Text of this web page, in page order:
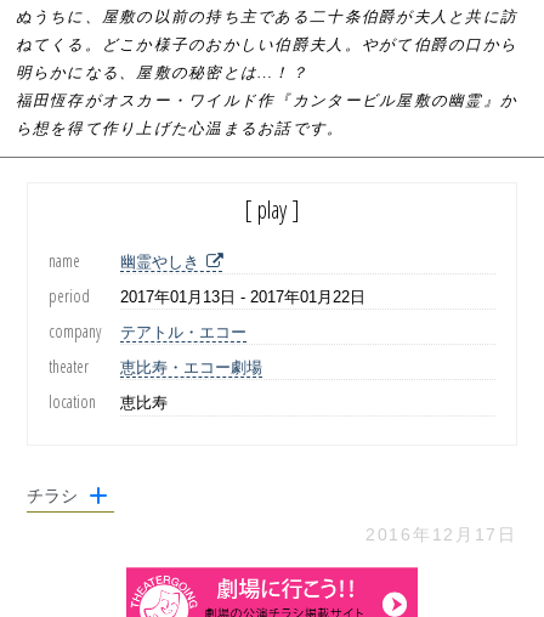
ぬうちに、屋敷の以前の持ち主である二十条伯爵が夫人と共に訪
ねてくる。どこか様子のおかしい伯爵夫人。やがて伯爵の口から
明らかになる、屋敷の秘密とは…！？
福田恆存がオスカー・ワイルド作『カンタービル屋敷の幽霊』か
ら想を得て作り上げた心温まるお話です。
[ play ]
name 幽霊やしき
period 2017年01月13日 - 2017年01月22日
company テアトル・エコー
theater 恵比寿・エコー劇場
location 恵比寿
チラシ
2016年12月17日